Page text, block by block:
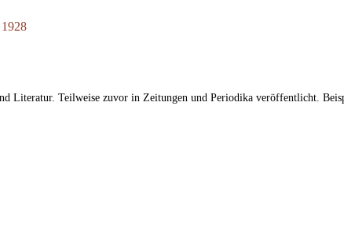
Literatur. Teilweise zuvor in Zeitungen und Periodika veröffentlicht.